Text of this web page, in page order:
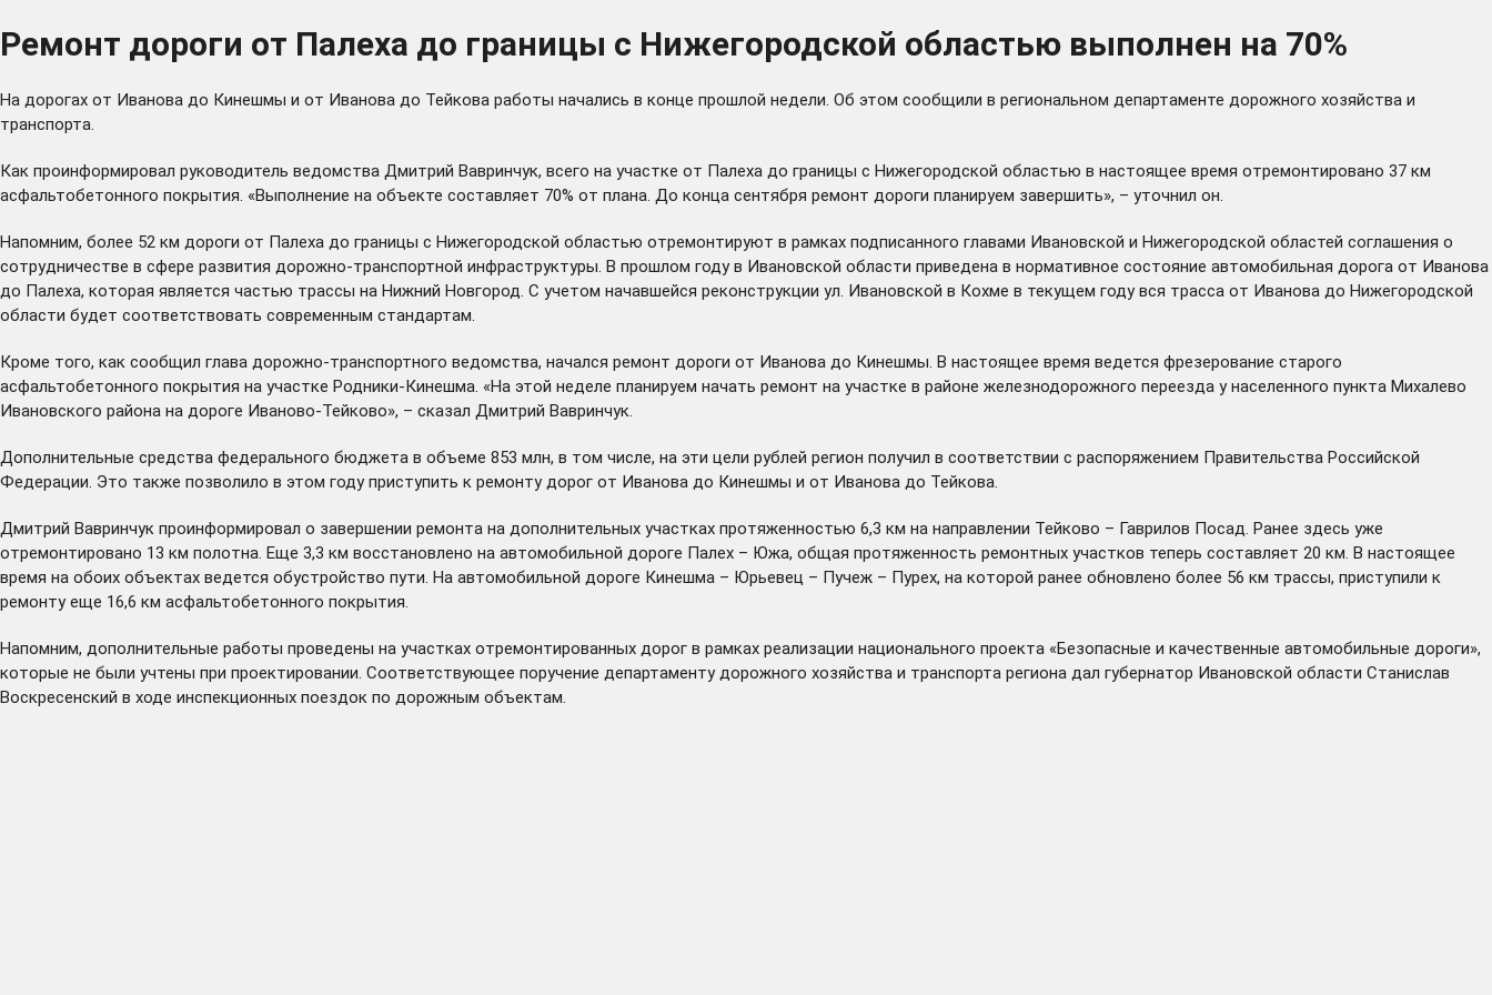
Ремонт дороги от Палеха до границы с Нижегородской областью выполнен на 70%
На дорогах от Иванова до Кинешмы и от Иванова до Тейкова работы начались в конце прошлой недели. Об этом сообщили в региональном департаменте дорожного хозяйства и
транспорта.
Как проинформировал руководитель ведомства Дмитрий Вавринчук, всего на участке от Палеха до границы с Нижегородской областью в настоящее время отремонтировано 37 км
асфальтобетонного покрытия. «Выполнение на объекте составляет 70% от плана. До конца сентября ремонт дороги планируем завершить», – уточнил он.
Напомним, более 52 км дороги от Палеха до границы с Нижегородской областью отремонтируют в рамках подписанного главами Ивановской и Нижегородской областей соглашения о
сотрудничестве в сфере развития дорожно-транспортной инфраструктуры. В прошлом году в Ивановской области приведена в нормативное состояние автомобильная дорога от Иванова
до Палеха, которая является частью трассы на Нижний Новгород. С учетом начавшейся реконструкции ул. Ивановской в Кохме в текущем году вся трасса от Иванова до Нижегородской
области будет соответствовать современным стандартам.
Кроме того, как сообщил глава дорожно-транспортного ведомства, начался ремонт дороги от Иванова до Кинешмы. В настоящее время ведется фрезерование старого
асфальтобетонного покрытия на участке Родники-Кинешма. «На этой неделе планируем начать ремонт на участке в районе железнодорожного переезда у населенного пункта Михалево
Ивановского района на дороге Иваново-Тейково», – сказал Дмитрий Вавринчук.
Дополнительные средства федерального бюджета в объеме 853 млн, в том числе, на эти цели рублей регион получил в соответствии с распоряжением Правительства Российской
Федерации. Это также позволило в этом году приступить к ремонту дорог от Иванова до Кинешмы и от Иванова до Тейкова.
Дмитрий Вавринчук проинформировал о завершении ремонта на дополнительных участках протяженностью 6,3 км на направлении Тейково – Гаврилов Посад. Ранее здесь уже
отремонтировано 13 км полотна. Еще 3,3 км восстановлено на автомобильной дороге Палех – Южа, общая протяженность ремонтных участков теперь составляет 20 км. В настоящее
время на обоих объектах ведется обустройство пути. На автомобильной дороге Кинешма – Юрьевец – Пучеж – Пурех, на которой ранее обновлено более 56 км трассы, приступили к
ремонту еще 16,6 км асфальтобетонного покрытия.
Напомним, дополнительные работы проведены на участках отремонтированных дорог в рамках реализации национального проекта «Безопасные и качественные автомобильные дороги»,
которые не были учтены при проектировании. Соответствующее поручение департаменту дорожного хозяйства и транспорта региона дал губернатор Ивановской области Станислав
Воскресенский в ходе инспекционных поездок по дорожным объектам.